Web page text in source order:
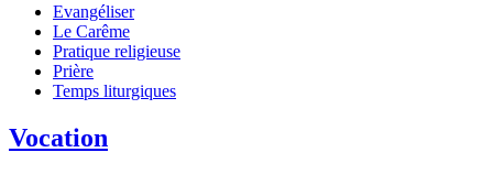
Evangéliser
Le Carême
Pratique religieuse
Prière
Temps liturgiques
Vocation